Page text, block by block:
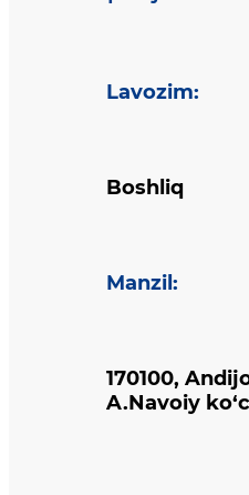
Lavozim:
Boshliq
Manzil :
170100,
A.Navoiy